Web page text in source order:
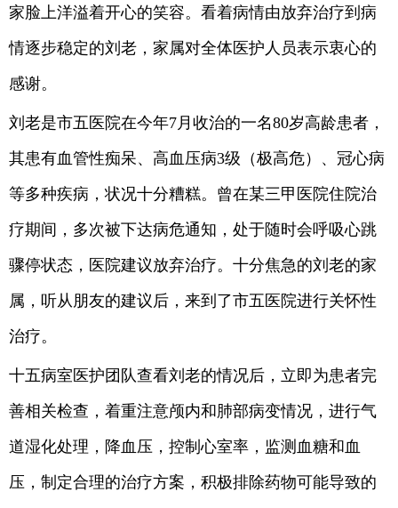
家脸上洋溢着开心的笑容。看着病情由放弃治疗到病
情逐步稳定的刘老，家属对全体医护人员表示衷心的
感谢。
刘老是市五医院在今年7月收治的一名80岁高龄患者，
其患有血管性痴呆、高血压病3级（极高危）、冠心病
等多种疾病，状况十分糟糕。曾在某三甲医院住院治
疗期间，多次被下达病危通知，处于随时会呼吸心跳
骤停状态，医院建议放弃治疗。十分焦急的刘老的家
属，听从朋友的建议后，来到了市五医院进行关怀性
治疗。
十五病室医护团队查看刘老的情况后，立即为患者完
善相关检查，着重注意颅内和肺部病变情况，进行气
道湿化处理，降血压，控制心室率，监测血糖和血
压，制定合理的治疗方案，积极排除药物可能导致的